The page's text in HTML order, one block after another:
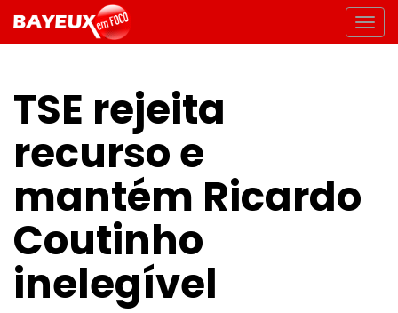
TSE rejeita
recurso e
mantém Ricardo
Coutinho
inelegível